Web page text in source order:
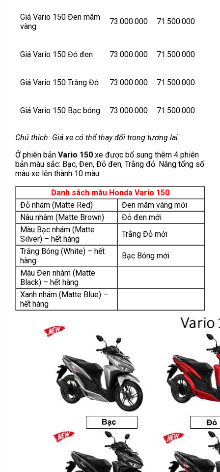
Giá Vario 150 Đen mâm
vàng
73.000.000 71.500.000
Giá Vario 150 Đỏ đen 73.000.000 71.500.000
Giá Vario 150 Trắng Đỏ 73.000.000 71.500.000
Giá Vario 150 Bạc bóng 73.000.000 71.500.000
Chú thích: Giá xe có thể thay đổi trong tương lai.
Ở phiên bản Vario 150 xe được bổ sung thêm 4 phiên
bản màu sắc: Bạc, Đen, Đỏ đen, Trắng đỏ. Nâng tổng số
màu xe lên thành 10 màu.
Danh sách màu Honda Vario 150
Đỏ nhám (Matte Red)
Đen mâm vàng mới
Nâu nhám (Matte Brown)
Đỏ đen mới
Màu Bạc nhám (Matte
Silver) – hết hàng
Trắng Đỏ mới
Trắng Bóng (White) – hết
hàng
Bạc Bóng mới
Màu Đen nhám (Matte
Black) – hết hàng
Xanh nhám (Matte Blue) –
hết hàng